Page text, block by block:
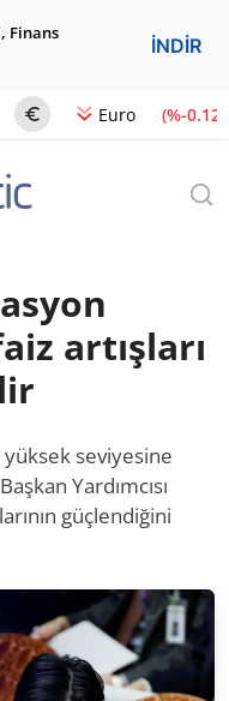
Finans
İNDİR
Euro (%-0.12)
artışları
yüksek seviyesine
Yardımcısı
güçlendiğini